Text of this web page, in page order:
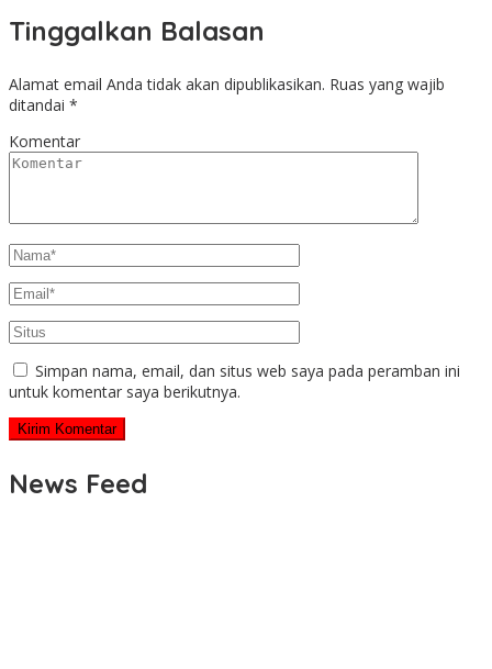
Tinggalkan Balasan
Alamat email Anda tidak akan dipublikasikan. Ruas yang wajib
ditandai *
Komentar
Simpan nama, email, dan situs web saya pada peramban ini
untuk komentar saya berikutnya.
News Feed